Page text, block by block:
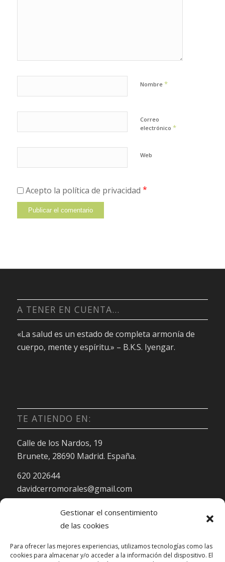
Gestionar el consentimiento
de las cookies
Para ofrecer las mejores experiencias, utilizamos tecnologías como las
cookies para almacenar y/o acceder a la información del dispositivo. El
Nombre *
Correo
electrónico *
Web
Acepto la política de privacidad *
A TENER EN CUENTA…
«La salud es un estado de completa armonía de
cuerpo, mente y espíritu.» – B.K.S. Iyengar.
TE ATIENDO EN:
Calle de los Nardos, 19
Brunete, 28690 Madrid. España.
620 202644
davidcerromorales@gmail.com